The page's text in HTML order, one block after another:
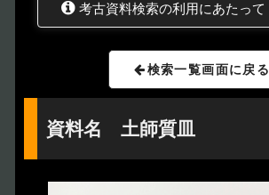
考古資料検索の利用にあたって
検索一覧画面に戻る
資料名 土師質皿